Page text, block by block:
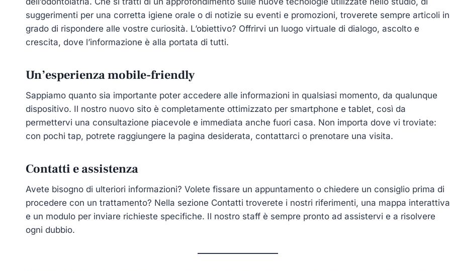
suggerimenti per una corretta igiene orale o di notizie su eventi e promozioni, troverete sempre articoli in
grado di rispondere alle vostre curiosità. L’obiettivo? Offrirvi un luogo virtuale di dialogo, ascolto e
crescita, dove l’informazione è alla portata di tutti.
Un’esperienza mobile-friendly
Sappiamo quanto sia importante poter accedere alle informazioni in qualsiasi momento, da qualunque
dispositivo. Il nostro nuovo sito è completamente ottimizzato per smartphone e tablet, così da
permettervi una consultazione piacevole e immediata anche fuori casa. Non importa dove vi troviate:
con pochi tap, potrete raggiungere la pagina desiderata, contattarci o prenotare una visita.
Contatti e assistenza
Avete bisogno di ulteriori informazioni? Volete fissare un appuntamento o chiedere un consiglio prima di
procedere con un trattamento? Nella sezione Contatti troverete i nostri riferimenti, una mappa interattiva
e un modulo per inviare richieste specifiche. Il nostro staff è sempre pronto ad assistervi e a risolvere
ogni dubbio.